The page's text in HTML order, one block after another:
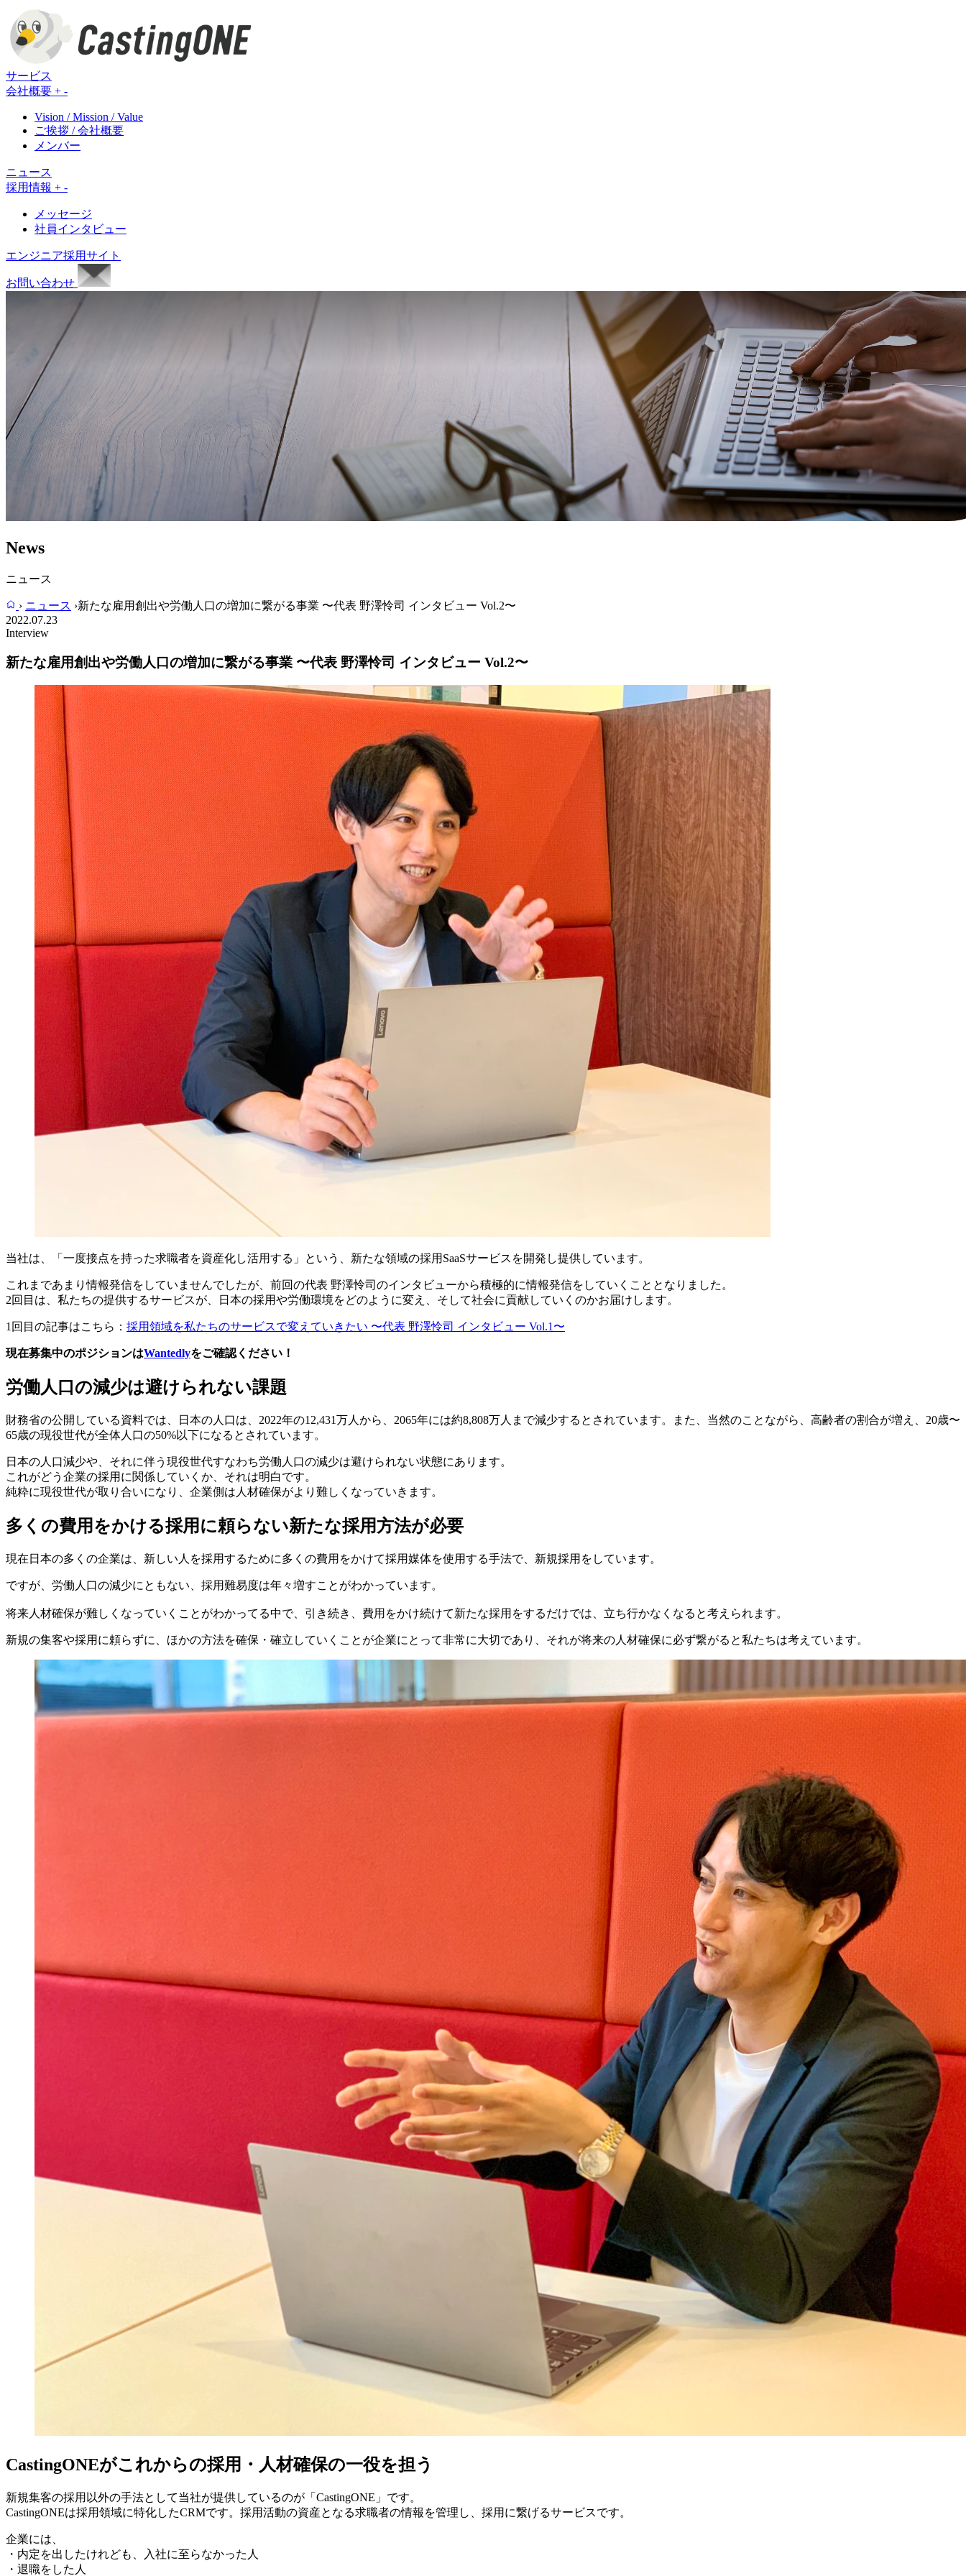
サービス
会社概要 + -
Vision / Mission / Value
ご挨拶 / 会社概要
メンバー
ニュース
採用情報 + -
メッセージ
社員インタビュー
エンジニア採用サイト
お問い合わせ
News
ニュース
› ニュース ›新たな雇用創出や労働人口の増加に繋がる事業 〜代表 野澤怜司 インタビュー Vol.2〜
2022.07.23
Interview
新たな雇用創出や労働人口の増加に繋がる事業 〜代表 野澤怜司 インタビュー Vol.2〜
当社は、「一度接点を持った求職者を資産化し活用する」という、新たな領域の採用SaaSサービスを開発し提供しています。
これまであまり情報発信をしていませんでしたが、前回の代表 野澤怜司のインタビューから積極的に情報発信をしていくこととなりました。
2回目は、私たちの提供するサービスが、日本の採用や労働環境をどのように変え、そして社会に貢献していくのかお届けします。
1回目の記事はこちら： 採用領域を私たちのサービスで変えていきたい 〜代表 野澤怜司 インタビュー Vol.1〜
現在募集中のポジションはWantedlyをご確認ください！
労働人口の減少は避けられない課題
財務省の公開している資料では、日本の人口は、2022年の12,431万人から、2065年には約8,808万人まで減少するとされています。また、当然のことながら、高齢者の割合が増え、20歳〜
65歳の現役世代が全体人口の50%以下になるとされています。
日本の人口減少や、それに伴う現役世代すなわち労働人口の減少は避けられない状態にあります。
これがどう企業の採用に関係していくか、それは明白です。
純粋に現役世代が取り合いになり、企業側は人材確保がより難しくなっていきます。
多くの費用をかける採用に頼らない新たな採用方法が必要
現在日本の多くの企業は、新しい人を採用するために多くの費用をかけて採用媒体を使用する手法で、新規採用をしています。
ですが、労働人口の減少にともない、採用難易度は年々増すことがわかっています。
将来人材確保が難しくなっていくことがわかってる中で、引き続き、費用をかけ続けて新たな採用をするだけでは、立ち行かなくなると考えられます。
新規の集客や採用に頼らずに、ほかの方法を確保・確立していくことが企業にとって非常に大切であり、それが将来の人材確保に必ず繋がると私たちは考えています。
CastingONEがこれからの採用・人材確保の一役を担う
新規集客の採用以外の手法として当社が提供しているのが「CastingONE」です。
CastingONEは採用領域に特化したCRMです。採用活動の資産となる求職者の情報を管理し、採用に繋げるサービスです。
企業には、
・内定を出したけれども、入社に至らなかった人
・退職をした人